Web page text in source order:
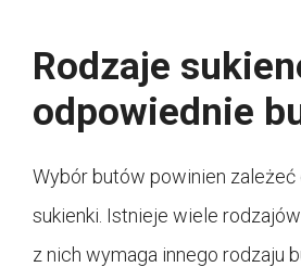
Rodzaje
odpowiednie
Wybór butów powinien zależeć
sukienki. Istnieje wiele
z nich wymaga innego rodzaju